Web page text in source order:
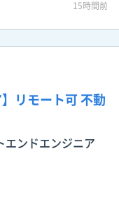
15時間前
リモート可 不動
エンドエンジニア